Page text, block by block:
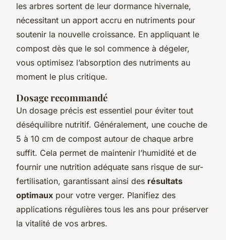
les arbres sortent de leur dormance hivernale,
nécessitant un apport accru en nutriments pour
soutenir la nouvelle croissance. En appliquant le
compost dès que le sol commence à dégeler,
vous optimisez l’absorption des nutriments au
moment le plus critique.
Dosage recommandé
Un dosage précis est essentiel pour éviter tout
déséquilibre nutritif. Généralement, une couche de
5 à 10 cm de compost autour de chaque arbre
suffit. Cela permet de maintenir l’humidité et de
fournir une nutrition adéquate sans risque de sur-
fertilisation, garantissant ainsi des résultats
optimaux pour votre verger. Planifiez des
applications régulières tous les ans pour préserver
la vitalité de vos arbres.